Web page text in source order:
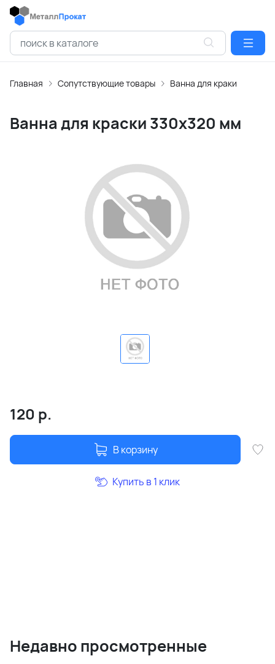
Главная Сопутствующие товары Ванна для краки
Ванна для краски 330х320 мм
120 р.
В корзину
Купить в 1 клик
Недавно просмотренные